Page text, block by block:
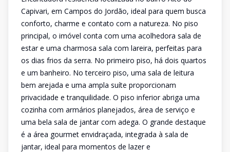
Capivari, em Campos do Jordão, ideal para quem busca
conforto, charme e contato com a natureza. No piso
principal, o imóvel conta com uma acolhedora sala de
estar e uma charmosa sala com lareira, perfeitas para
os dias frios da serra. No primeiro piso, há dois quartos
e um banheiro. No terceiro piso, uma sala de leitura
bem arejada e uma ampla suíte proporcionam
privacidade e tranquilidade. O piso inferior abriga uma
cozinha com armários planejados, área de serviço e
uma bela sala de jantar com adega. O grande destaque
é a área gourmet envidraçada, integrada à sala de
jantar, ideal para momentos de lazer e